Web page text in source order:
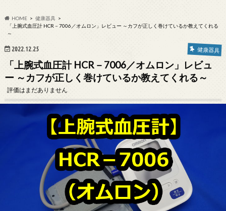
HOME
健康器具
「上腕式血圧計 HCR－7006／オムロン」レビュー ～カフが正しく巻けているか教えてくれる
～
2022.12.25 健康器具
「上腕式血圧計 HCR－7006／オムロン」レビュ
ー ～カフが正しく巻けているか教えてくれる～
評価はまだありません